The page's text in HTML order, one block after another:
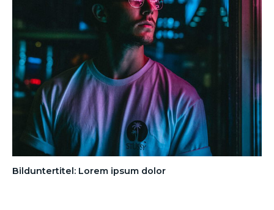
Bilduntertitel: Lorem ipsum dolor